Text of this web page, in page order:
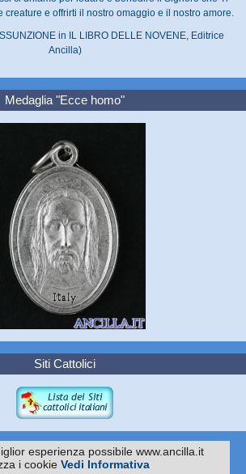
creature e offrirti il nostro omaggio e il nostro amore.
in IL LIBRO DELLE NOVENE, Editrice
Ancilla)
Medaglia "Ecce homo"
Siti Cattolici
esperienza possibile www.ancilla.it
i cookie Vedi Informativa